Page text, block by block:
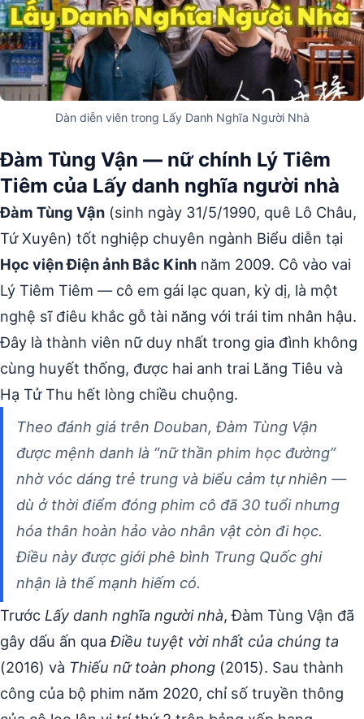
Dàn diễn viên trong Lấy Danh Nghĩa Người Nhà
Đàm Tùng Vận — nữ chính Lý Tiêm
Tiêm của Lấy danh nghĩa người nhà
Đàm Tùng Vận (sinh ngày 31/5/1990, quê Lô Châu,
Tứ Xuyên) tốt nghiệp chuyên ngành Biểu diễn tại
Học viện Điện ảnh Bắc Kinh năm 2009. Cô vào vai
Lý Tiêm Tiêm — cô em gái lạc quan, kỳ dị, là một
nghệ sĩ điêu khắc gỗ tài năng với trái tim nhân hậu.
Đây là thành viên nữ duy nhất trong gia đình không
cùng huyết thống, được hai anh trai Lăng Tiêu và
Hạ Tử Thu hết lòng chiều chuộng.
Theo đánh giá trên Douban, Đàm Tùng Vận
được mệnh danh là “nữ thần phim học đường”
nhờ vóc dáng trẻ trung và biểu cảm tự nhiên —
dù ở thời điểm đóng phim cô đã 30 tuổi nhưng
hóa thân hoàn hảo vào nhân vật còn đi học.
Điều này được giới phê bình Trung Quốc ghi
nhận là thế mạnh hiếm có.
Trước Lấy danh nghĩa người nhà, Đàm Tùng Vận đã
gây dấu ấn qua Điều tuyệt vời nhất của chúng ta
(2016) và Thiếu nữ toàn phong (2015). Sau thành
công của bộ phim năm 2020, chỉ số truyền thông